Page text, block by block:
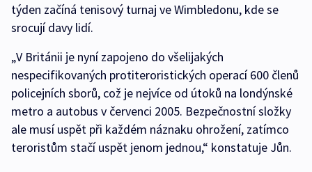
týden začíná tenisový turnaj ve Wimbledonu, kde se
srocují davy lidí.
„V Británii je nyní zapojeno do všelijakých
nespecifikovaných protiteroristických operací 600 členů
policejních sborů, což je nejvíce od útoků na londýnské
metro a autobus v červenci 2005. Bezpečnostní složky
ale musí uspět při každém náznaku ohrožení, zatímco
teroristům stačí uspět jenom jednou,“ konstatuje Jůn.